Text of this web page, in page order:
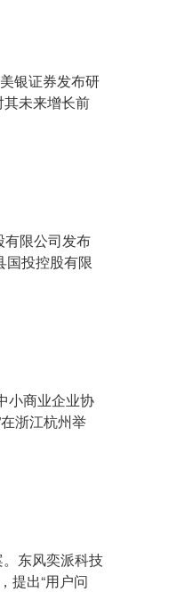
银证券发布研
未来增长前
有限公司发布
国投控股有限
小商业企业协
浙江杭州举
东风奕派科技
提出“用户问